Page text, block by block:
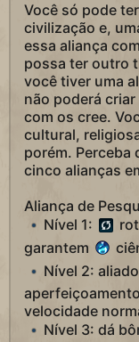
Você só pode
civilização e,
essa aliança
possa ter outro
você tiver uma
não poderá
com os cree.
cultural,
porém. Perceba
cinco alianças
Aliança de
Nível 1:
garantem
Nível 2:
velocidade
Nível 3: dá